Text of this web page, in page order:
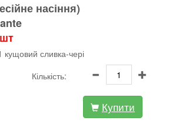
насіння)
сливка-чері
Кількість:
Купити